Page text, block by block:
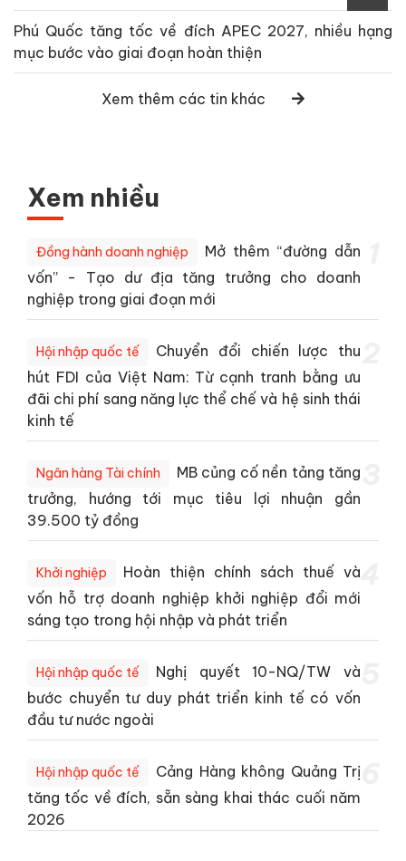
Phú Quốc tăng tốc về đích APEC 2027, nhiều hạng
mục bước vào giai đoạn hoàn thiện
Xem thêm các tin khác
Xem nhiều
Đồng hành doanh nghiệp
Mở thêm “đường dẫn
vốn” - Tạo dư địa tăng trưởng cho doanh
nghiệp trong giai đoạn mới
Hội nhập quốc tế
Chuyển đổi chiến lược thu
hút FDI của Việt Nam: Từ cạnh tranh bằng ưu
đãi chi phí sang năng lực thể chế và hệ sinh thái
kinh tế
Ngân hàng Tài chính
MB củng cố nền tảng tăng
trưởng, hướng tới mục tiêu lợi nhuận gần
39.500 tỷ đồng
Khởi nghiệp
Hoàn thiện chính sách thuế và
vốn hỗ trợ doanh nghiệp khởi nghiệp đổi mới
sáng tạo trong hội nhập và phát triển
Hội nhập quốc tế
Nghị quyết 10-NQ/TW và
bước chuyển tư duy phát triển kinh tế có vốn
đầu tư nước ngoài
Hội nhập quốc tế
Cảng Hàng không Quảng Trị
tăng tốc về đích, sẵn sàng khai thác cuối năm
2026